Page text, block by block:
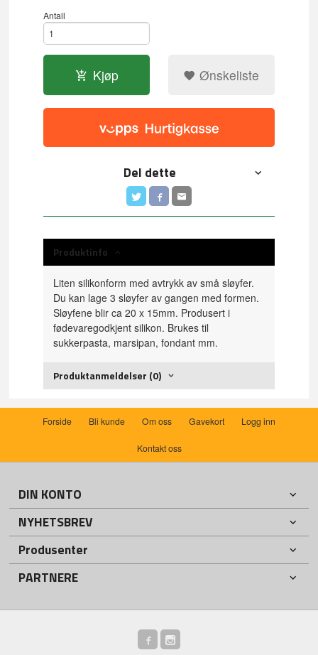
Antall
Kjøp Ønskeliste
Del dette
Produktinfo
Liten silikonform med avtrykk av små sløyfer.
Du kan lage 3 sløyfer av gangen med formen.
Sløyfene blir ca 20 x 15mm. Produsert i
fødevaregodkjent silikon. Brukes til
sukkerpasta, marsipan, fondant mm.
Produktanmeldelser (0)
Forside Bli kunde Om oss Gavekort Logg inn
Kontakt oss
DIN KONTO
NYHETSBREV
Produsenter
PARTNERE